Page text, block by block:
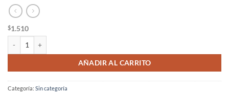
$1.510
AÑADIR AL CARRITO
Categoría: Sin categoría